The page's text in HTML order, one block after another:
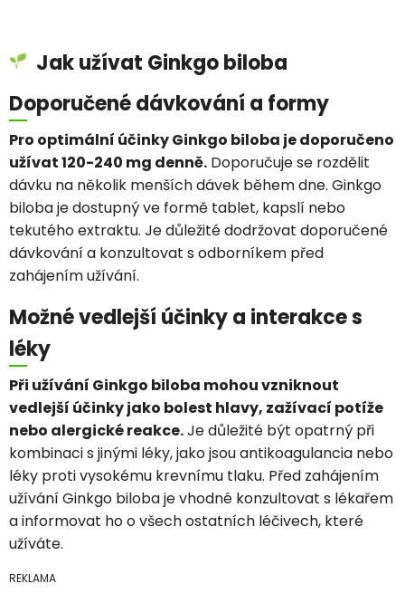
Jak užívat Ginkgo biloba
Doporučené dávkování a formy
Pro optimální účinky Ginkgo biloba je doporučeno
užívat 120-240 mg denně. Doporučuje se rozdělit
dávku na několik menších dávek během dne. Ginkgo
biloba je dostupný ve formě tablet, kapslí nebo
tekutého extraktu. Je důležité dodržovat doporučené
dávkování a konzultovat s odborníkem před
zahájením užívání.
Možné vedlejší účinky a interakce s
léky
Při užívání Ginkgo biloba mohou vzniknout
vedlejší účinky jako bolest hlavy, zažívací potíže
nebo alergické reakce.Je důležité být opatrný při
kombinaci s jinými léky, jako jsou antikoagulancia nebo
léky proti vysokému krevnímu tlaku. Před zahájením
užívání Ginkgo biloba je vhodné konzultovat s lékařem
a informovat ho o všech ostatních léčivech, které
užíváte.
REKLAMA